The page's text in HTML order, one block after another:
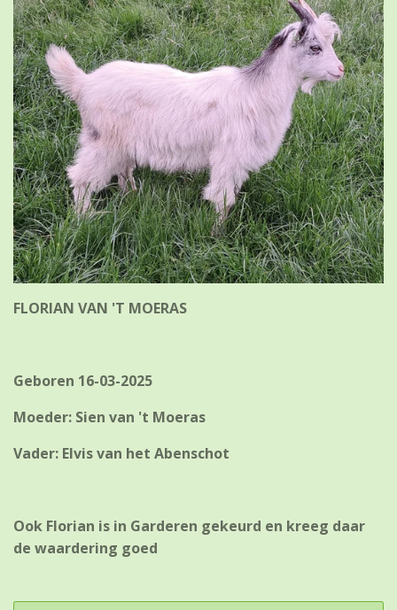
FLORIAN VAN 'T MOERAS
Geboren 16-03-2025
Moeder: Sien van 't Moeras
Vader: Elvis van het Abenschot
Ook Florian is in Garderen gekeurd en kreeg daar
de waardering goed